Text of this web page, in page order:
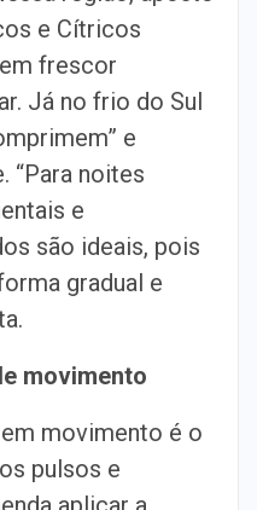
e Cítricos
frescor
Já no frio do Sul
e
“Para noites
e
são ideais, pois
gradual e
movimento
movimento é o
pulsos e